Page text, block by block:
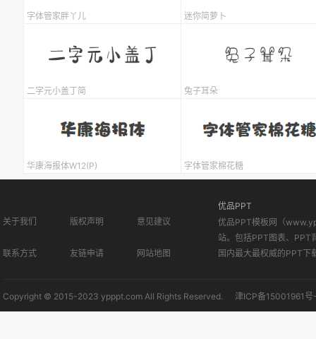
字体管家胖丫儿 迷你简萝卜
二字元小盖丁简 兔子耳朵
华康海报体W12(P) 字体管家棉花糖
关于我们 版权声明 意见建议
联系方式 友链申请 网站地图
优品PPT
优品PPT模板网（
站。包括PPT图表、PPT
国内最大最权威的PPT下
Copyright © 2015-2023 ypppt.com All Rights Reserved. 津ICP备15001961号